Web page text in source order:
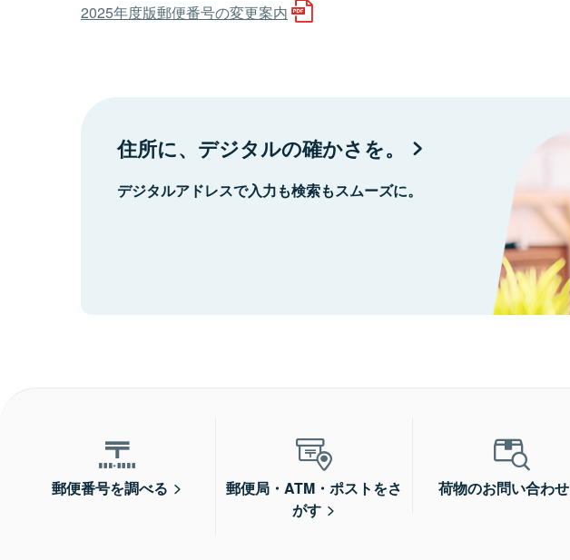
2025年度版郵便番号の変更案内
住所に、デジタルの確かさを。
デジタルアドレスで入力も検索もスムーズに。
郵便番号を調べる
郵便局・ATM・ポストをさ
がす
荷物のお問い合わせ